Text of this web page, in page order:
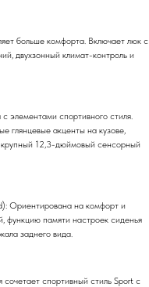
больше комфорта. Включает люк с
двухзонный климат-контроль и
элементами спортивного стиля.
глянцевые акценты на кузове,
крупный 12,3-дюймовый сенсорный
Ориентирована на комфорт и
функцию памяти настроек сиденья
заднего вида.
спортивный стиль Sport с